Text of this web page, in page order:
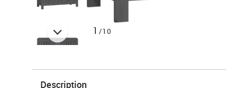
1 /10
Description